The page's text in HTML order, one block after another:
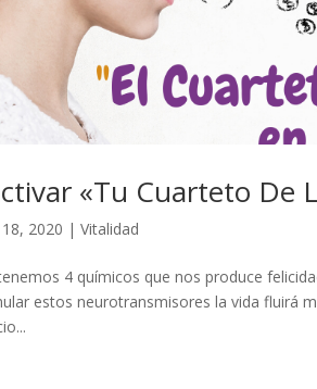
«Tu Cuarteto De
2020 |Vitalidad
4 químicos que nos produce
estos neurotransmisores la vida fluirá